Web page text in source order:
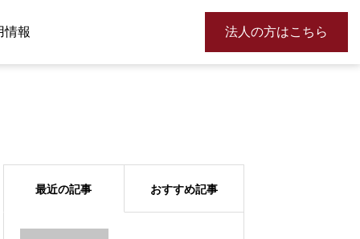
情報 法人の方はこちら
最近の記事 おすすめ記事